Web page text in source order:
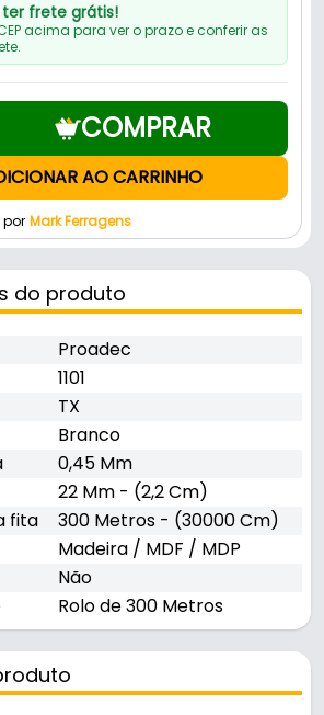
frete grátis!
acima para ver o prazo e conferir as
COMPRAR
AO CARRINHO
por Mark Ferragens
do produto
Proadec
1101
TX
Branco
0,45 Mm
22 Mm - (2,2 Cm)
fita
300 Metros - (30000 Cm)
Madeira / MDF / MDP
Não
Rolo de 300 Metros